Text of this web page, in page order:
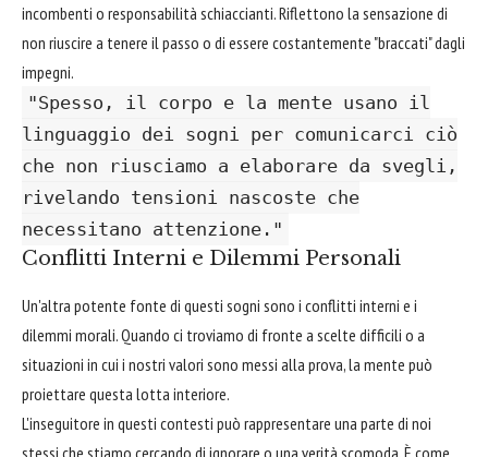
incombenti o responsabilità schiaccianti. Riflettono la sensazione di
non riuscire a tenere il passo o di essere costantemente "braccati" dagli
impegni.
"Spesso, il corpo e la mente usano il
linguaggio dei sogni per comunicarci ciò
che non riusciamo a elaborare da svegli,
rivelando tensioni nascoste che
necessitano attenzione."
Conflitti Interni e Dilemmi Personali
Un'altra potente fonte di questi sogni sono i conflitti interni e i
dilemmi morali. Quando ci troviamo di fronte a scelte difficili o a
situazioni in cui i nostri valori sono messi alla prova, la mente può
proiettare questa lotta interiore.
L'inseguitore in questi contesti può rappresentare una parte di noi
stessi che stiamo cercando di ignorare o una verità scomoda. È come